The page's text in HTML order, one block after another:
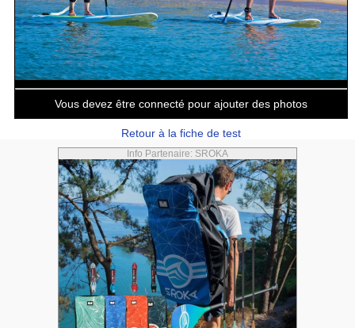
Vous devez être connecté pour ajouter des photos
Retour à la fiche de test
Info Partenaire: SROKA